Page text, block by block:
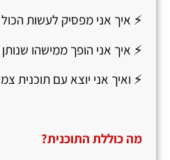
⚡ איך אני מפסיק לעשות
⚡ איך אני הופך ממישהו
⚡ ואיך אני יוצא עם תוכנית
מה כוללת התוכנית?